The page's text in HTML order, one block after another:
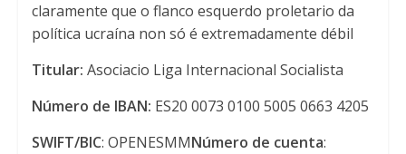
claramente que o flanco esquerdo proletario da
política ucraína non só é extremadamente débil
Titular: Asociacio Liga Internacional Socialista
Número de IBAN: ES20 0073 0100 5005 0663 4205
SWIFT/BIC: OPENESMMNúmero de cuenta: